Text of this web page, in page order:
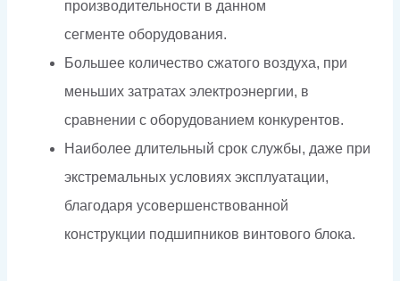
производительности в данном
сегменте оборудования.
Большее количество сжатого воздуха, при
меньших затратах электроэнергии, в
сравнении с оборудованием конкурентов.
Наиболее длительный срок службы, даже при
экстремальных условиях эксплуатации,
благодаря усовершенствованной
конструкции подшипников винтового блока.